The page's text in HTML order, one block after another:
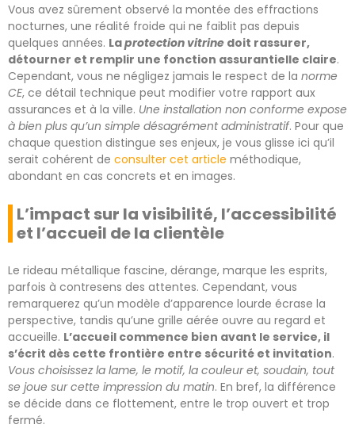
Vous avez sûrement observé la montée des effractions
nocturnes, une réalité froide qui ne faiblit pas depuis
quelques années. Laprotection vitrine doit rassurer,
détourner et remplir une fonction assurantielle claire.
Cependant, vous ne négligez jamais le respect de la norme
CE, ce détail technique peut modifier votre rapport aux
assurances et à la ville. Une installation non conforme expose
à bien plus qu’un simple désagrément administratif. Pour que
chaque question distingue ses enjeux, je vous glisse ici qu’il
serait cohérent de consulter cet article méthodique,
abondant en cas concrets et en images.
L’impact sur la visibilité, l’accessibilité
et l’accueil de la clientèle
Le rideau métallique fascine, dérange, marque les esprits,
parfois à contresens des attentes. Cependant, vous
remarquerez qu’un modèle d’apparence lourde écrase la
perspective, tandis qu’une grille aérée ouvre au regard et
accueille. L’accueil commence bien avant le service, il
s’écrit dès cette frontière entre sécurité et invitation.
Vous choisissez la lame, le motif, la couleur et, soudain, tout
se joue sur cette impression du matin. En bref, la différence
se décide dans ce flottement, entre le trop ouvert et trop
fermé.